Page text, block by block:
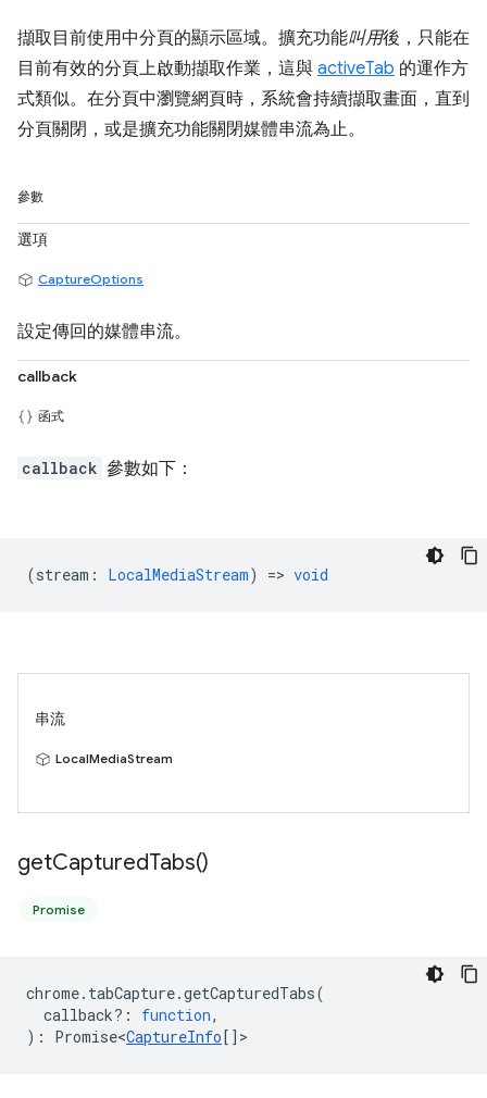
擷取目前使用中分頁的顯示區域。擴充功能叫用後，只能在
目前有效的分頁上啟動擷取作業，這與 activeTab 的運作方
式類似。在分頁中瀏覽網頁時，系統會持續擷取畫面，直到
分頁關閉，或是擴充功能關閉媒體串流為止。
參數
選項
CaptureOptions
設定傳回的媒體串流。
callback
函式
callback 參數如下：
(stream : LocalMediaStream) => void
串流
LocalMediaStream
getCapturedTabs()
Promise
chrome. tabCapture.getCapturedTabs(
callback? : function,
) : Promise<CaptureInfo[] >